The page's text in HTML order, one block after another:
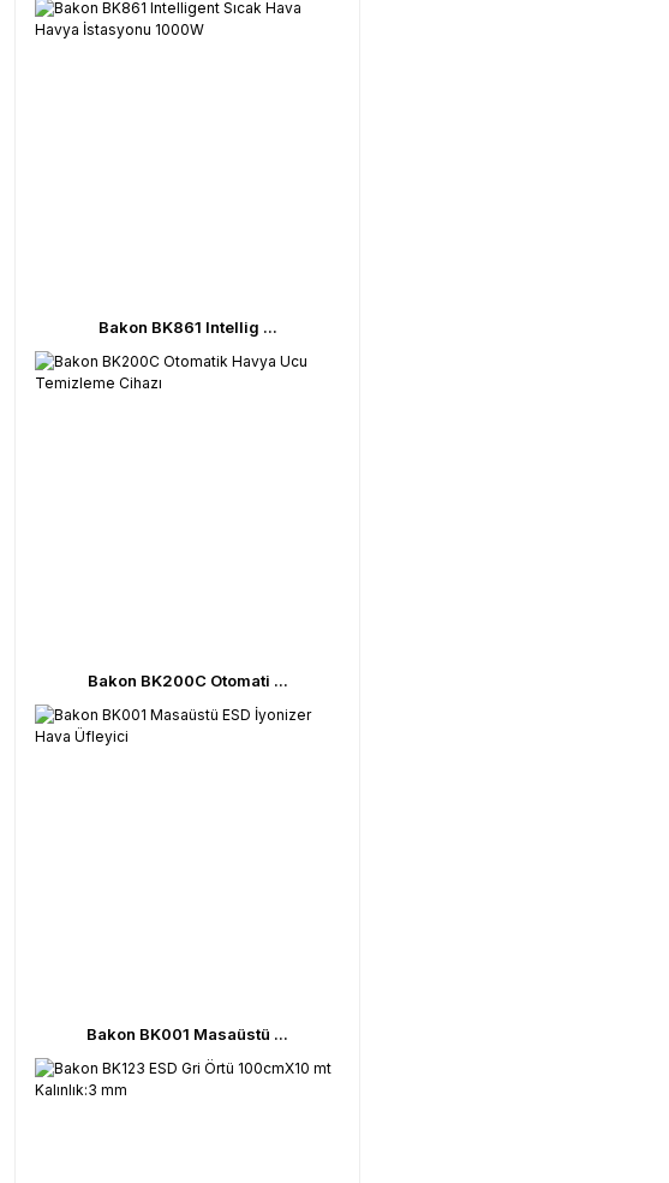
Bakon BK861 Intellig ...
Bakon BK200C Otomati ...
Bakon BK001 Masaüstü ...